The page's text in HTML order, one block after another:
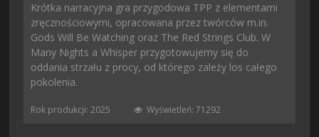
Krótka narracyjna gra przygodowa TPP z elementami
zręcznościowymi, opracowana przez twórców m.in.
Gods Will Be Watching oraz The Red Strings Club. W
Many Nights a Whisper przygotowujemy się do
oddania strzału z procy, od którego zależy los całego
pokolenia.
Rok produkcji: 2025 Wyświetleń: 71292